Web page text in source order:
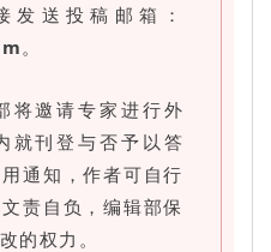
发送投稿邮箱：
。
将邀请专家进行外
就刊登与否予以答
通知，作者可自行
责自负，编辑部保
的权力。